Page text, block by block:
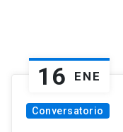
16 ENE
Conversatorio